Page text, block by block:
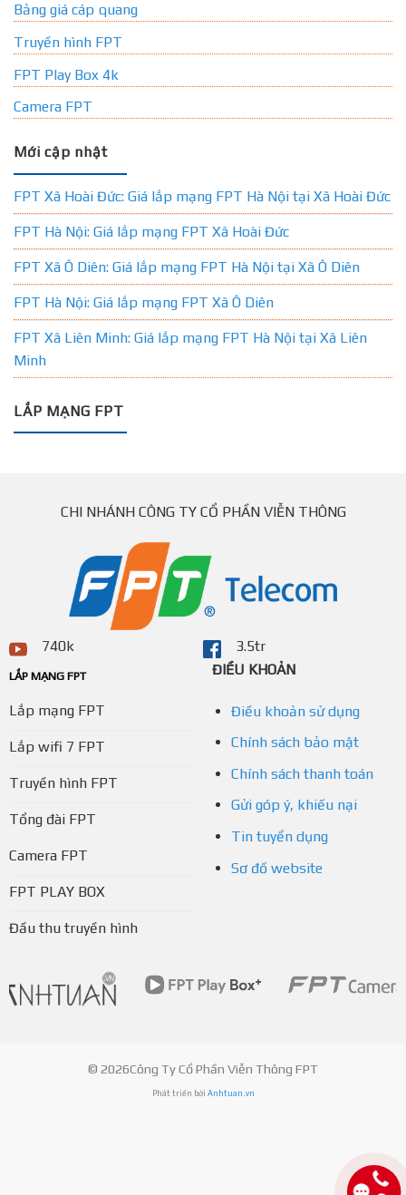
Bảng giá cáp quang
Truyền hình FPT
FPT Play Box 4k
Camera FPT
Mới cập nhật
FPT Xã Hoài Đức: Giá lắp mạng FPT Hà Nội tại Xã Hoài Đức
FPT Hà Nội: Giá lắp mạng FPT Xã Hoài Đức
FPT Xã Ô Diên: Giá lắp mạng FPT Hà Nội tại Xã Ô Diên
FPT Hà Nội: Giá lắp mạng FPT Xã Ô Diên
FPT Xã Liên Minh: Giá lắp mạng FPT Hà Nội tại Xã Liên
Minh
LẮP MẠNG FPT
CHI NHÁNH CÔNG TY CỔ PHẦN VIỄN THÔNG
740k 3.5tr
LẮP MẠNG FPT
Lắp mạng FPT
Lắp wifi 7 FPT
Truyền hình FPT
Tổng đài FPT
Camera FPT
FPT PLAY BOX
Đầu thu truyền hình
ĐIỀU KHOẢN
Điều khoản sử dụng
Chính sách bảo mật
Chính sách thanh toán
Gửi góp ý, khiếu nại
Tin tuyển dụng
Sơ đồ website
© 2026Công Ty Cổ Phần Viễn Thông FPT
Phát triển bởi Anhtuan.vn